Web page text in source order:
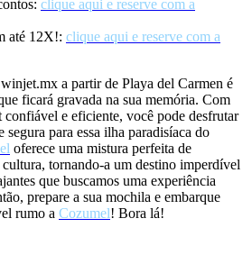
clique aqui e reserve com a
até 12X!: clique aqui e reserve com a
a partir de Playa del Carmen é
ficará gravada na sua memória. Com
confiável e eficiente, você pode desfrutar
segura para essa ilha paradisíaca do
oferece uma mistura perfeita de
tornando-a um destino imperdível
que buscamos uma experiência
prepare a sua mochila e embarque
rumo a Cozumel! Bora lá!